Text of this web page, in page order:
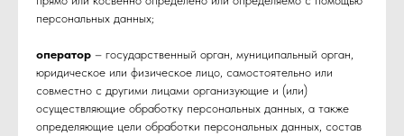
персональных данных;
оператор – государственный орган, муниципальный орган,
юридическое или физическое лицо, самостоятельно или
совместно с другими лицами организующие и (или)
осуществляющие обработку персональных данных, а также
определяющие цели обработки персональных данных, состав